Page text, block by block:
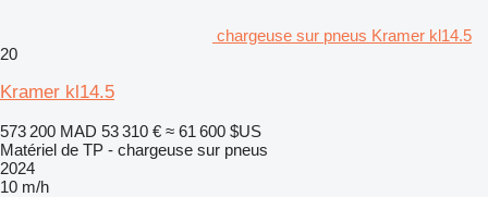
chargeuse sur pneus Kramer kl14.5
20
Kramer kl14.5
573 200 MAD 53 310 € ≈ 61 600 $US
Matériel de TP - chargeuse sur pneus
2024
10 m/h